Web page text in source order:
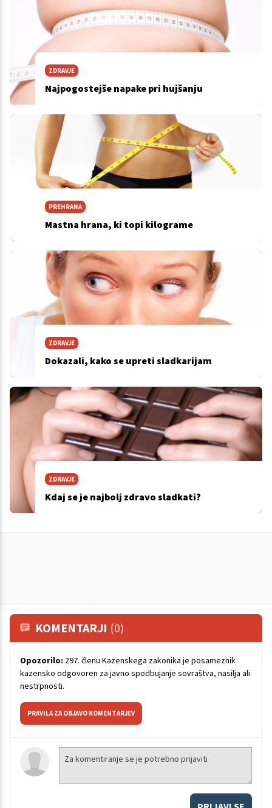
ZDRAVJE
Najpogostejše napake pri hujšanju
PREHRANA
Mastna hrana, ki topi kilograme
ZDRAVJE
Dokazali, kako se upreti sladkarijam
ZDRAVJE
Kdaj se je najbolj zdravo sladkati?
KOMENTARJI (0)
Opozorilo: 297. členu Kazenskega zakonika je posameznik
kazensko odgovoren za javno spodbujanje sovraštva, nasilja ali
nestrpnosti.
PRAVILA ZA OBJAVO KOMENTARJEV